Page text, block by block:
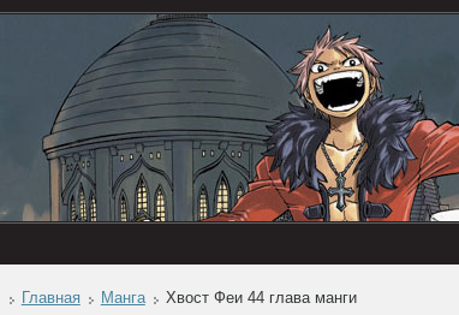
Главная Манга Хвост Феи 44 глава манги